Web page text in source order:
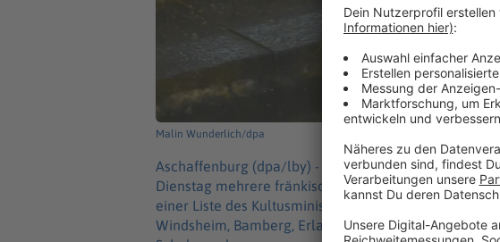
Malin Wunderlich/dpa
Aschaffenburg (dpa/lby) -
Wegen des Winterwetters
Dienstag mehrere fränkische Landkreise und Städte
einer Liste des Kultusministeriums soll es in den
Windsheim, Bamberg, Erlangen-Höchstadt,